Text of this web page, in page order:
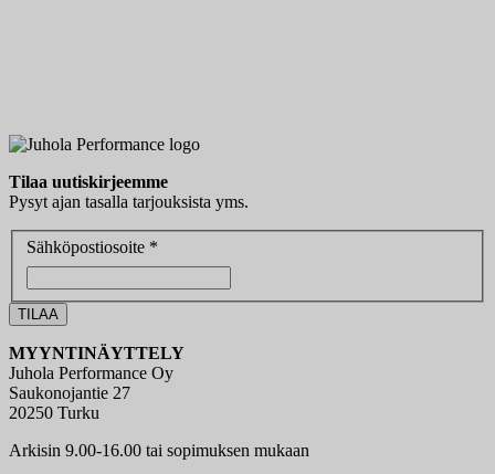
Tilaa uutiskirjeemme
Pysyt ajan tasalla tarjouksista yms.
Sähköpostiosoite *
MYYNTINÄYTTELY
Juhola Performance Oy
Saukonojantie 27
20250 Turku
Arkisin 9.00-16.00 tai sopimuksen mukaan